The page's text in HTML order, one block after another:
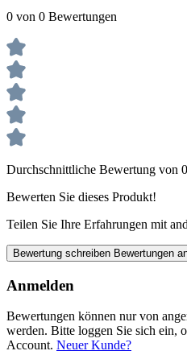
0 von 0 Bewertungen
Durchschnittliche Bewertung von
Bewerten Sie dieses Produkt!
Teilen Sie Ihre Erfahrungen mit
Bewertung schreiben Bewertungen
Anmelden
Bewertungen können nur von
werden. Bitte loggen Sie sich ein,
Account. Neuer Kunde?